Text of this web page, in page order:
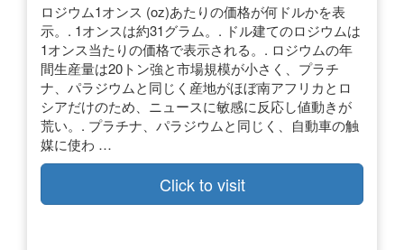
ロジウム1オンス (oz)あたりの価格が何ドルかを表
示。. 1オンスは約31グラム。. ドル建てのロジウムは
1オンス当たりの価格で表示される。. ロジウムの年
間生産量は20トン強と市場規模が小さく、プラチ
ナ、パラジウムと同じく産地がほぼ南アフリカとロ
シアだけのため、ニュースに敏感に反応し値動きが
荒い。. プラチナ、パラジウムと同じく、自動車の触
媒に使わ …
Click to visit